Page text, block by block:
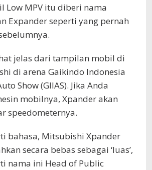
Low MPV itu diberi nama
Expander seperti yang pernah
jelas dari tampilan mobil di
di arena Gaikindo Indonesia
Show (GIIAS). Jika Anda
mobilnya, Xpander akan
speedometernya.
bahasa, Mitsubishi Xpander
secara bebas sebagai ‘luas’,
nama ini Head of Public